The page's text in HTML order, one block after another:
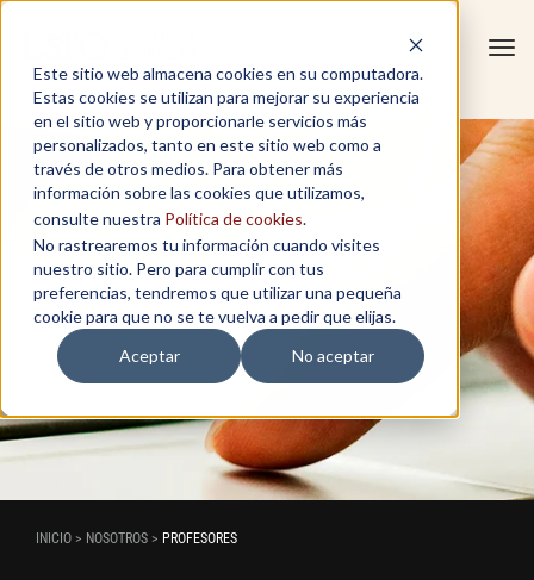
Este sitio web almacena cookies en su computadora.
Estas cookies se utilizan para mejorar su experiencia
en el sitio web y proporcionarle servicios más
personalizados, tanto en este sitio web como a
través de otros medios. Para obtener más
información sobre las cookies que utilizamos,
consulte nuestra Política de cookies.
No rastrearemos tu información cuando visites
nuestro sitio. Pero para cumplir con tus
preferencias, tendremos que utilizar una pequeña
cookie para que no se te vuelva a pedir que elijas.
Aceptar
No aceptar
PROFESORES
INICIO > NOSOTROS > PROFESORES